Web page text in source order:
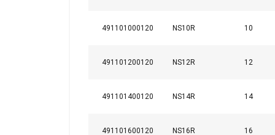
491101000120 NS10R 10
491101200120 NS12R 12
491101400120 NS14R 14
491101600120 NS16R 16
bereitgestellt
Datenschutzrichtlinie
Unbedingt
erforderlich